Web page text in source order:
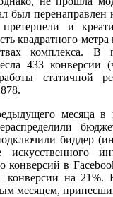
был перенаправлен
претерпели и
квадратного метра
комплекса.
433 конверсии
статичной
месяца в
биддер
конверсий в
конверсии на 21%.
месяцем,